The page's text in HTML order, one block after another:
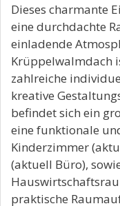
Dieses charmante
eine durchdachte
einladende
Krüppelwalmdach
zahlreiche
kreative
befindet sich ein
eine funktionale
Kinderzimmer
(aktuell Büro),
praktische